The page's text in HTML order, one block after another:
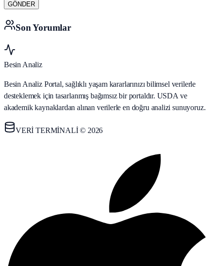
GÖNDER
Son Yorumlar
Besin Analiz
Besin Analiz Portal, sağlıklı yaşam kararlarınızı bilimsel verilerle
desteklemek için tasarlanmış bağımsız bir portaldır. USDA ve
akademik kaynaklardan alınan verilerle en doğru analizi sunuyoruz.
VERİ TERMİNALİ © 2026